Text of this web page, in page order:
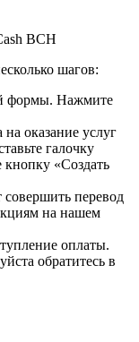
BCH
шагов:
формы. Нажмите
оказание услуг
галочку
«Создать
совершить перевод
на нашем
оплаты.
обратитесь в